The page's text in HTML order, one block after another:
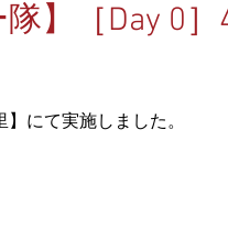
】［Day 0
にて実施しました。